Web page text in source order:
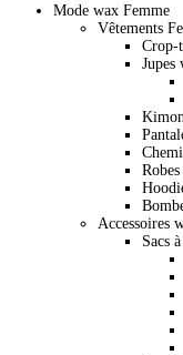
Mode wax Femme
Vêtements
Crop-
Jupes
Accessoires
Sacs